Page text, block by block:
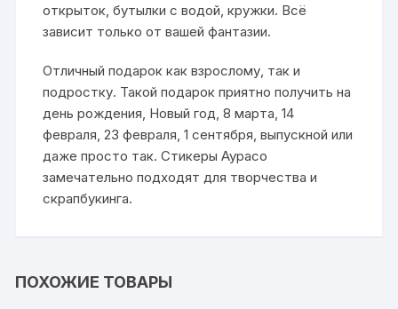
открыток, бутылки с водой, кружки. Всё
зависит только от вашей фантазии.
Отличный подарок как взрослому, так и
подростку. Такой подарок приятно получить на
день рождения, Новый год, 8 марта, 14
февраля, 23 февраля, 1 сентября, выпускной или
даже просто так. Стикеры Аурасо
замечательно подходят для творчества и
скрапбукинга.
ПОХОЖИЕ ТОВАРЫ